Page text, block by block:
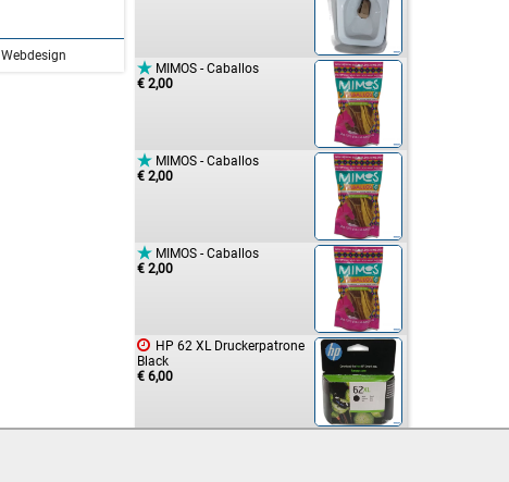
 MIMOS - Caballos
€ 2,00
 MIMOS - Caballos
€ 2,00
 MIMOS - Caballos
€ 2,00
 HP 62 XL Druckerpatrone
Black
€ 6,00
Webdesign